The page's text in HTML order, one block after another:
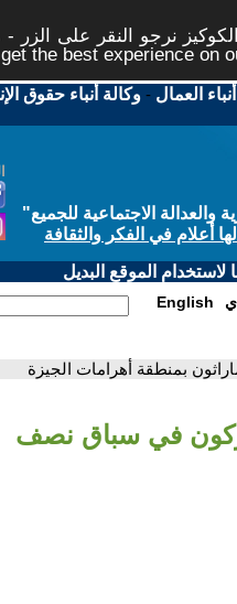
نرجو النقر على الزر
the best experience on
العمال -وكالة أنباء حقوق
الاجتماعية للجميع"
أعلام في الفكر والثقافة
الموقع البديل
English
بمنطقة أهرامات الجيزة
في سباق نصف